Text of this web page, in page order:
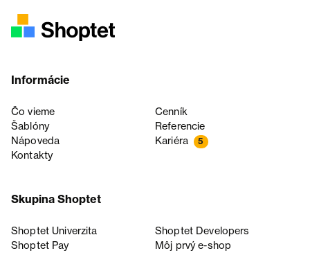
Informácie
Čo vieme
Cenník
Šablóny
Referencie
Nápoveda
Kariéra 5
Kontakty
Skupina Shoptet
Shoptet Univerzita
Shoptet Developers
Shoptet Pay
Môj prvý e-shop